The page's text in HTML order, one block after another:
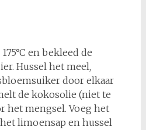
en bekleed de
Hussel het meel,
door elkaar
de kokosolie (niet te
het mengsel. Voeg het
limoensap en hussel